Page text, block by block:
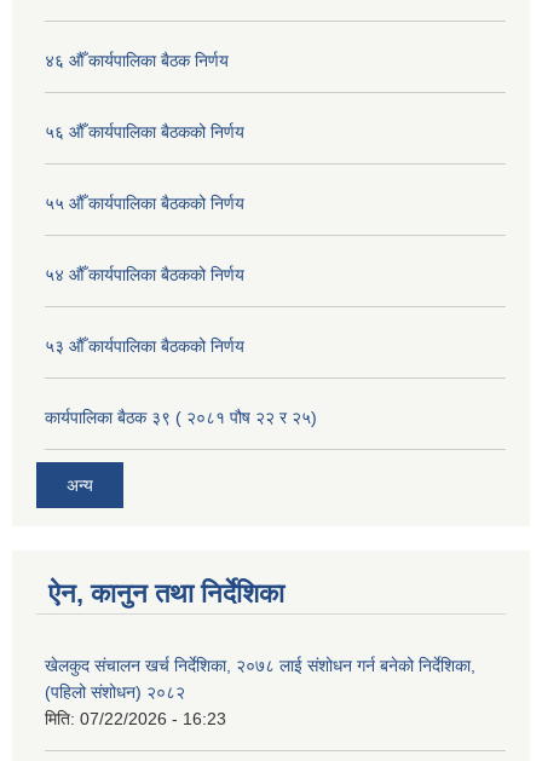
४६ औँ कार्यपालिका बैठक निर्णय
५६ औँ कार्यपालिका बैठकको निर्णय
५५ औँ कार्यपालिका बैठकको निर्णय
५४ औँ कार्यपालिका बैठकको निर्णय
५३ औँ कार्यपालिका बैठकको निर्णय
कार्यपालिका बैठक ३९ ( २०८१ पौष २२ र २५)
अन्य
ऐन, कानुन तथा निर्देशिका
खेलकुद संचालन खर्च निर्देशिका, २०७८ लाई संशोधन गर्न बनेको निर्देशिका,
(पहिलो संशोधन) २०८२
मिति: 07/22/2026 - 16:23